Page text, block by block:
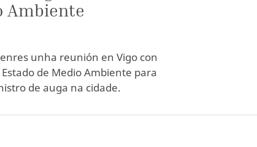
Ambiente
unha reunión en Vigo con
de Medio Ambiente para
de auga na cidade.